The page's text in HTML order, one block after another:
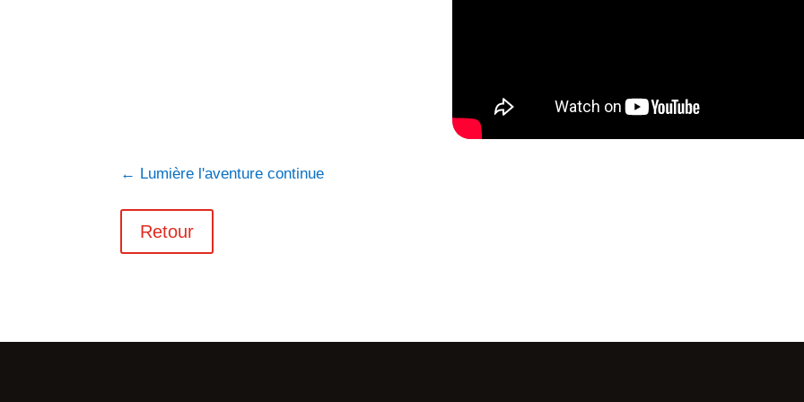
← Lumière l'aventure continue
Retour